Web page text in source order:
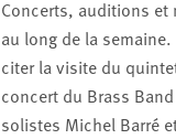
Concerts, auditions et
au long de la
citer la visite du
concert du Brass
solistes Michel Barré